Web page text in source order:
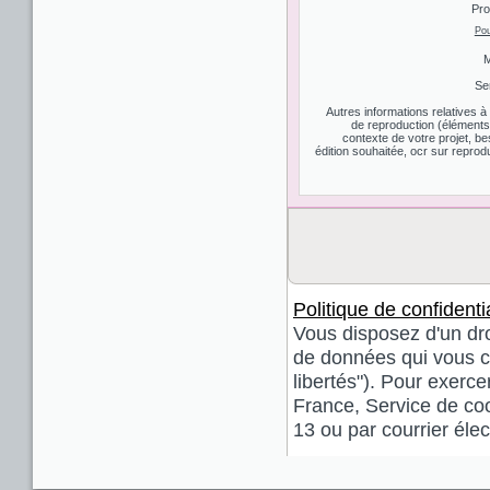
Autres informations relatives
de reproduction
contexte de votre projet,
édition souhaitée, ocr sur
Politique de
Vous disposez d'un
de données qui vous
libertés"). Pour
France, Service de
13 ou par courrier